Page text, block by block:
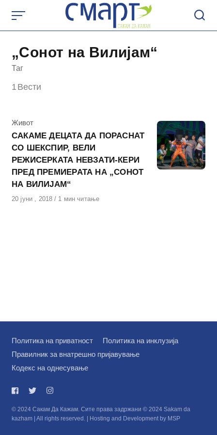
content
„Сонот на Вилијам“
Таг
1 Вести
КАтегорија
Живот
САКАМЕ ДЕЦАТА ДА ПОРАСНАТ
СО ШЕКСПИР, ВЕЛИ
РЕЖИСЕРКАТА НЕВЗАТИ-КЕРИ
ПРЕД ПРЕМИЕРАТА НА „СОНОТ
НА ВИЛИЈАМ“
Објавено
20 јуни , 2018 1 мин читање
Политика на приватност
Политика на инклузија
Правилник за внатрешно пријавување
Кодекс на однесување
© 2024 Сакам Да Кажам. Сите права задржани © 2024 Sakam da
kazham | All rights reserved. | Hosting and Development by MSP